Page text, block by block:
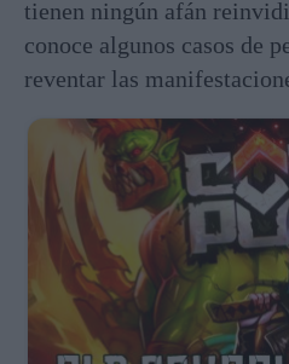
tienen ningún afán
conoce algunos casos de
reventar las